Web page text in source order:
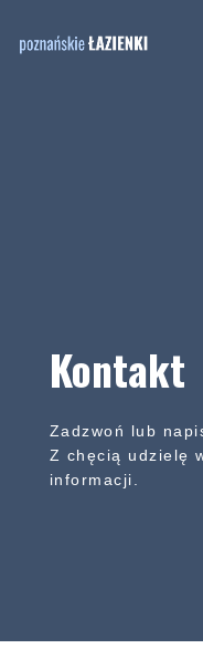
Kontakt
Zadzwoń lub
Z chęcią udzielę
informacji.